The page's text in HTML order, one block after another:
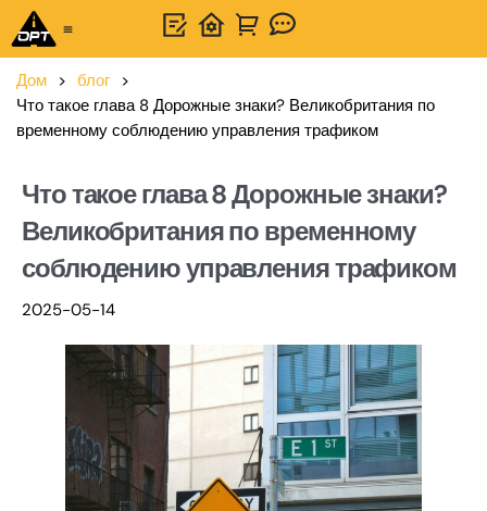
Дом > блог >
Что такое глава 8 Дорожные знаки? Великобритания по
временному соблюдению управления трафиком
Что такое глава 8 Дорожные знаки?
Великобритания по временному
соблюдению управления трафиком
2025-05-14